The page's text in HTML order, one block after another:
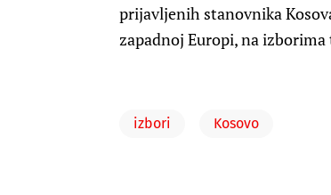
prijavljenih stanovnika
zapadnoj Europi, na
izbori Kosovo